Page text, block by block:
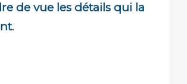
de vue les détails qui la
.